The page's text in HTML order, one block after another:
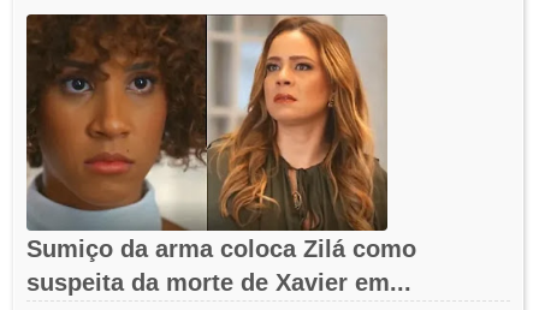
Sumiço da arma coloca Zilá como
suspeita da morte de Xavier em...